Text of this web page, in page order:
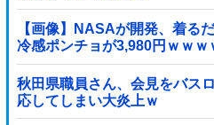
【画像】NASAが開発、着る
冷感ポンチョが3,980円ｗｗｗ
秋田県職員さん、会見をバス
応してしまい大炎上ｗ